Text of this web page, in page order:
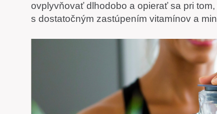
ovplyvňovať dlhodobo a opierať sa pri
s dostatočným zastúpením vitamínov a